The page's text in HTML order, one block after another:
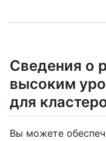
Сведения о
высоким
для
Вы можете